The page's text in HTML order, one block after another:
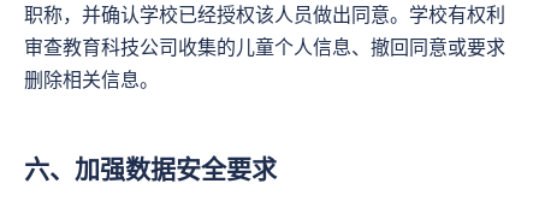
职称，并确认学校已经授权该人员做出同意。学校有权利
审查教育科技公司收集的儿童个人信息、撤回同意或要求
删除相关信息。
六、加强数据安全要求